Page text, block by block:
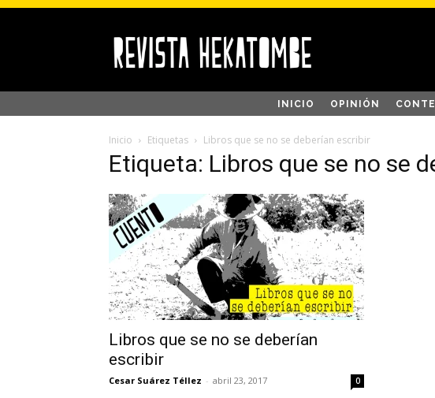
INICIO OPINIÓN
Inicio Etiquetas Libros que se no se deberían escribir
Etiqueta: Libros que se no se
Libros que se no se deberían
escribir
Cesar Suárez Téllez - abril 23, 2017 0